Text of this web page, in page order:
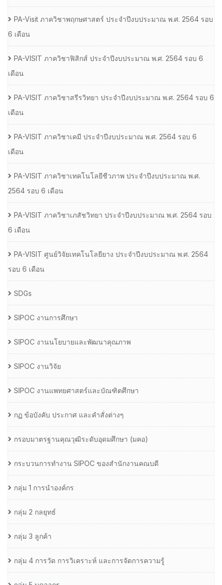
PA-Visit ภาควิชาพฤกษศาสตร์ ประจำปีงบประมาณ พ.ศ. 2564 รอบ
6 เดือน
PA-VISIT ภาควิชาฟิสิกส์ ประจำปีงบประมาณ พ.ศ. 2564 รอบ 6
เดือน
PA-VISIT ภาควิชาสรีรวิทยา ประจำปีงบประมาณ พ.ศ. 2564 รอบ 6
เดือน
PA-VISIT ภาควิชาเคมี ประจำปีงบประมาณ พ.ศ. 2564 รอบ 6
เดือน
PA-VISIT ภาควิชาเทคโนโลยีชีวภาพ ประจำปีงบประมาณ พ.ศ.
2564 รอบ 6 เดือน
PA-VISIT ภาควิชาเภสัชวิทยา ประจำปีงบประมาณ พ.ศ. 2564 รอบ
6 เดือน
PA-VISIT ศูนย์วิจัยเทคโนโลยียาง ประจำปีงบประมาณ พ.ศ. 2564
รอบ 6 เดือน
SDGs
SIPOC งานการศึกษา
SIPOC งานนโยบายและพัฒนาคุณภาพ
SIPOC งานวิจัย
SIPOC งานแพทยศาสตร์และบัณฑิตศึกษา
กฏ ข้อบังคับ ประกาศ และคำสั่งต่างๆ
กรอบมาตรฐานคุณวุฒิระดับอุดมศึกษา (มคอ)
กระบวนการทำงาน SIPOC ของสำนักงานคณบดี
กลุ่ม 1 การนำองค์กร
กลุ่ม 2 กลยุทธ์
กลุ่ม 3 ลูกค้า
กลุ่ม 4 การวัด การวิเคราะห์ และการจัดการความรู้